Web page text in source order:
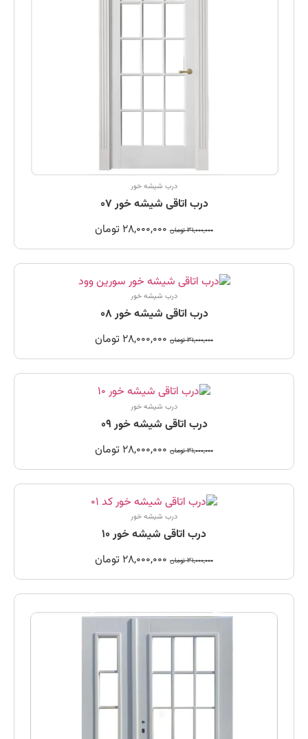
درب شیشه خور
درب اتاقی شیشه خور 07
31,000,000 تومان 28,000,000 تومان
درب شیشه خور
درب اتاقی شیشه خور 08
31,000,000 تومان 28,000,000 تومان
درب شیشه خور
درب اتاقی شیشه خور 09
31,000,000 تومان 28,000,000 تومان
درب شیشه خور
درب اتاقی شیشه خور 10
31,000,000 تومان 28,000,000 تومان